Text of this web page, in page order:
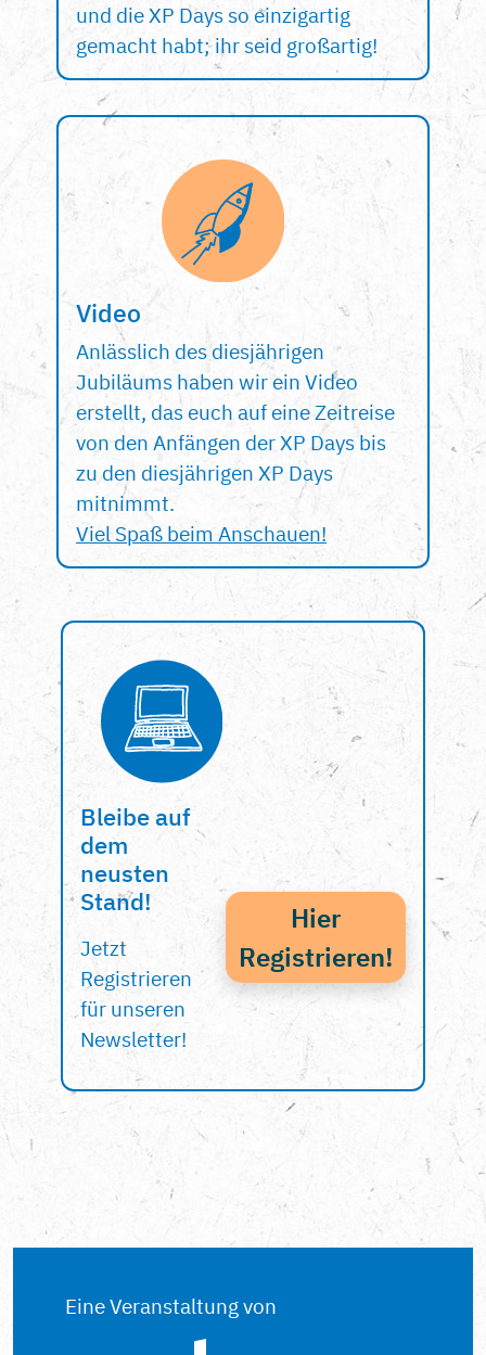
und die XP Days so einzigartig
gemacht habt; ihr seid großartig!
Video
Anlässlich des diesjährigen
Jubiläums haben wir ein Video
erstellt, das euch auf eine Zeitreise
von den Anfängen der XP Days bis
zu den diesjährigen XP Days
mitnimmt.
Viel Spaß beim Anschauen!
Bleibe auf
dem
neusten
Stand!
Jetzt
Registrieren
für unseren
Newsletter!
Hier
Registrieren!
Eine Veranstaltung von